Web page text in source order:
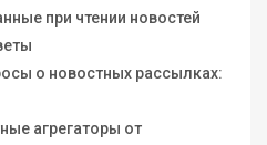
при чтении новостей
о новостных рассылках:
агрегаторы от